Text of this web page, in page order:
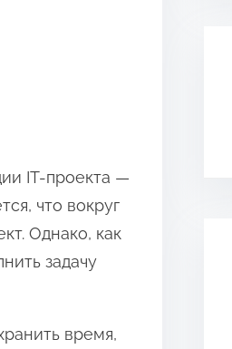
IT-проекта —
что вокруг
Однако, как
задачу
время,